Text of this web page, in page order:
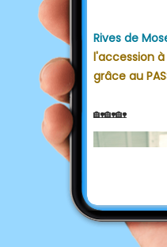
Rives de
l'accession
grâce au
🏡🏡🏡